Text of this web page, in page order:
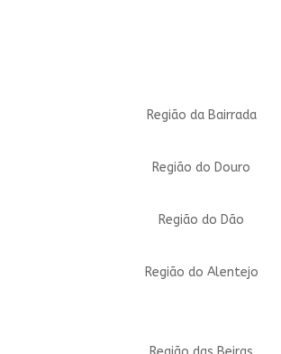
Região da Bairrada
Região do Douro
Região do Dão
Região do Alentejo